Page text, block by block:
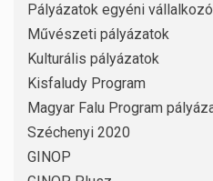
Pályázatok egyéni
Művészeti pályázatok
Kulturális pályázatok
Kisfaludy Program
Magyar Falu Program
Széchenyi 2020
GINOP